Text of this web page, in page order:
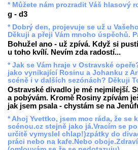
* Můžete nám prozradit Váš hlasový
g - d3
* Dobrý den, projevuje se už u
Děkuji a přeji Vám mnoho úspěchů.
Bohužel ano - už zpívá. Když si
u toho kvílí. Nevím zda radostí...
* Jak se Vám hraje v Ostravské
jako vynikající Rosinu a Johanku z
scéně i v dalších sezónách? Děkuji
Ostravské divadlo je mé nejmilejší.
a pobývám. Kromě Rosiny zpívám
jak jsem psala - chystám se na
* Ahoj Yvettko, jsem moc ráda, že se
scénou.cz stejně jako já.Vracím se
určitě vymyslel chlap!)zpátky do
práci nebo na kafe.Nebo